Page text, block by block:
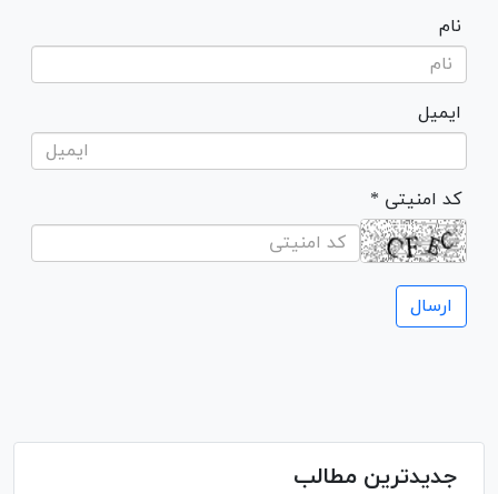
نام
ایمیل
* کد امنیتی
جدیدترین مطالب